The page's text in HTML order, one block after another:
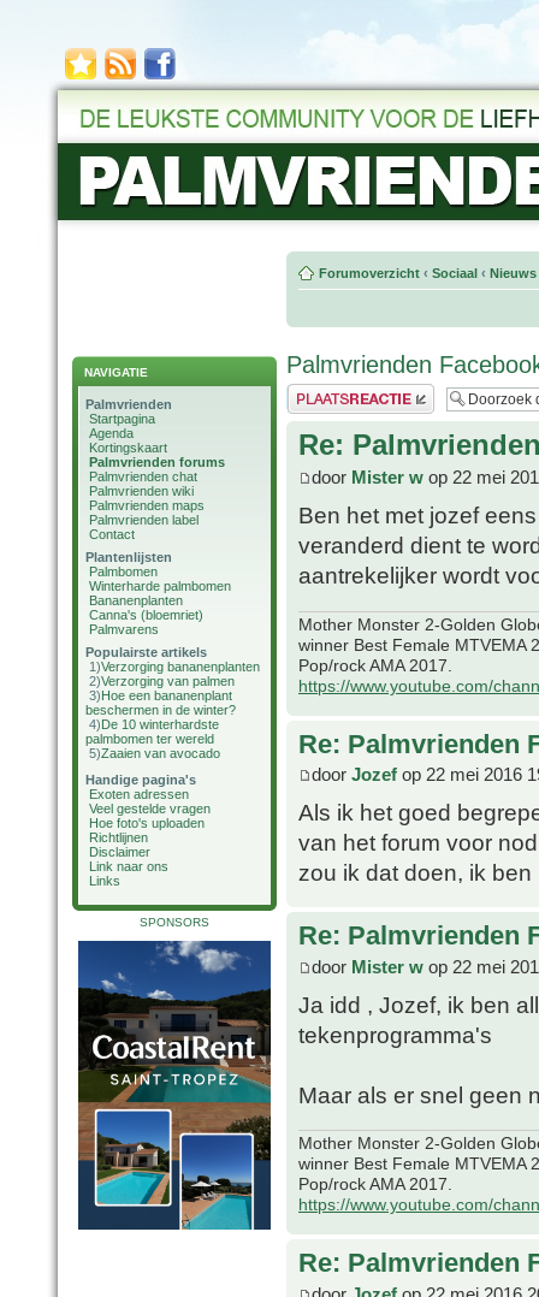
NAVIGATIE
Palmvrienden
Startpagina
Agenda
Kortingskaart
Palmvrienden forums
Palmvrienden chat
Palmvrienden wiki
Palmvrienden maps
Palmvrienden label
Contact
Plantenlijsten
Palmbomen
Winterharde palmbomen
Bananenplanten
Canna's (bloemriet)
Palmvarens
Populairste artikels
1)Verzorging bananenplanten
2)Verzorging van palmen
3)Hoe een bananenplant
beschermen in de winter?
4)De 10 winterhardste
palmbomen ter wereld
5)Zaaien van avocado
Handige pagina's
Exoten adressen
Veel gestelde vragen
Hoe foto's uploaden
Richtlijnen
Disclaimer
Link naar ons
Links
SPONSORS
Forumoverzicht ‹ Sociaal ‹
Palmvrienden
Plaats een reactie
Re:
door Mister w op 22 mei
Ben het met jozef
veranderd dient te
aantrekelijker wordt
Mother Monster 2-Golden
winner Best Female MTVEMA
Pop/rock AMA 2017.
https://www.youtube.com/
Re: Palmvrienden
door Jozef op 22 mei 2016
Als ik het goed
van het forum voor
zou ik dat doen, ik
Re: Palmvrienden
door Mister w op 22 mei
Ja idd , Jozef, ik ben
tekenprogramma's
Maar als er snel geen
Mother Monster 2-Golden
winner Best Female MTVEMA
Pop/rock AMA 2017.
https://www.youtube.com/
Re: Palmvrienden